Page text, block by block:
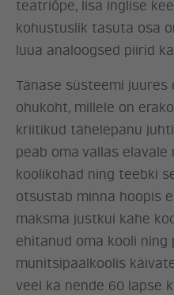
UUDISED
LÖÖ KAASA
KONTAKT
teatriõpe, lisa inglise
kohustuslik tasuta osa
luua analoogsed piirid
Tänase süsteemi
ohukoht, millele on
kriitikud tähelepanu
peab oma vallas
koolikohad ning teebki
otsustab minna hoopis
maksma justkui kahe
ehitanud oma kooli ning
munitsipaalkoolis
veel ka nende 60 lapse